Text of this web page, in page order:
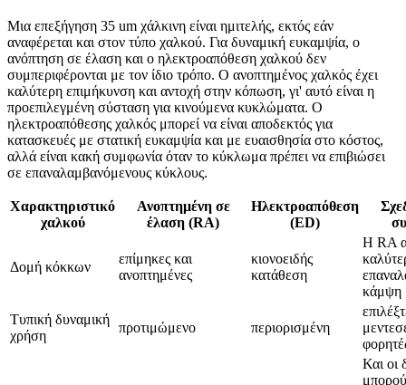
Μια επεξήγηση 35 um χάλκινη είναι ημιτελής, εκτός εάν
αναφέρεται και στον τύπο χαλκού. Για δυναμική ευκαμψία, ο
ανόπτηση σε έλαση και ο ηλεκτροαπόθεση χαλκού δεν
συμπεριφέρονται με τον ίδιο τρόπο. Ο ανοπτημένος χαλκός έχει
καλύτερη επιμήκυνση και αντοχή στην κόπωση, γι' αυτό είναι η
προεπιλεγμένη σύσταση για κινούμενα κυκλώματα. Ο
ηλεκτροαπόθεσης χαλκός μπορεί να είναι αποδεκτός για
κατασκευές με στατική ευκαμψία και με ευαισθησία στο κόστος,
αλλά είναι κακή συμφωνία όταν το κύκλωμα πρέπει να επιβιώσει
σε επαναλαμβανόμενους κύκλους.
Χαρακτηριστικό
χαλκού
Ανοπτημένη σε
έλαση (RA)
Ηλεκτροαπόθεση
(ED)
Δομή κόκκων
επίμηκες και
ανοπτημένες
κιονοειδής
κατάθεση
Η RA
κάμψη
Τυπική δυναμική
χρήση
προτιμώμενο περιορισμένη
Και οι